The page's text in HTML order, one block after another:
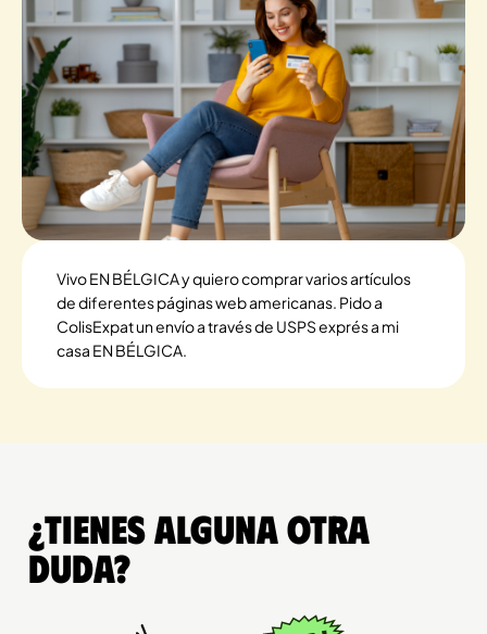
Vivo EN BÉLGICA y quiero comprar varios artículos
de diferentes páginas web americanas. Pido a
ColisExpat un envío a través de USPS exprés a mi
casa EN BÉLGICA.
¿Tienes alguna otra
duda?